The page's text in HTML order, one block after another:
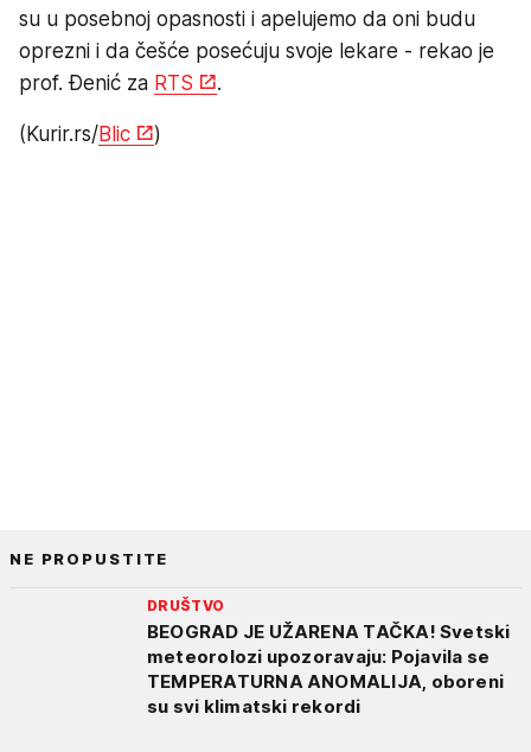
su u posebnoj opasnosti i apelujemo da oni budu
oprezni i da češće posećuju svoje lekare - rekao je
prof. Đenić za RTS .
(Kurir.rs/Blic )
NE PROPUSTITE
DRUŠTVO
BEOGRAD JE UŽARENA TAČKA! Svetski
meteorolozi upozoravaju: Pojavila se
TEMPERATURNA ANOMALIJA, oboreni
su svi klimatski rekordi